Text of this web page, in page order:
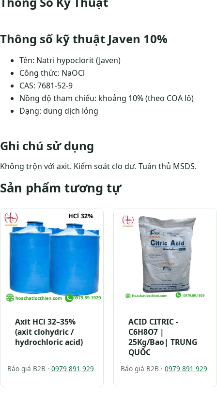
Thông số kỹ thuật Javen 10%
Tên: Natri hypoclorit (Javen)
Công thức: NaOCl
CAS: 7681-52-9
Nồng độ tham chiếu: khoảng 10% (theo COA lô)
Dạng: dung dịch lỏng
Ghi chú sử dụng
Không trộn với axit. Kiểm soát clo dư. Tuân thủ MSDS.
Sản phẩm tương tự
Axit HCl 32–35%
(axit clohydric /
hydrochloric acid)
Báo giá B2B · 0979 891 929
ACID CITRIC -
C6H8O7 |
25Kg/Bao| TRUNG
QUỐC
Báo giá B2B · 0979 891 929